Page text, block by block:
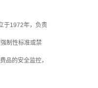
于1972年，负责
制性标准或禁
品的安全监控，